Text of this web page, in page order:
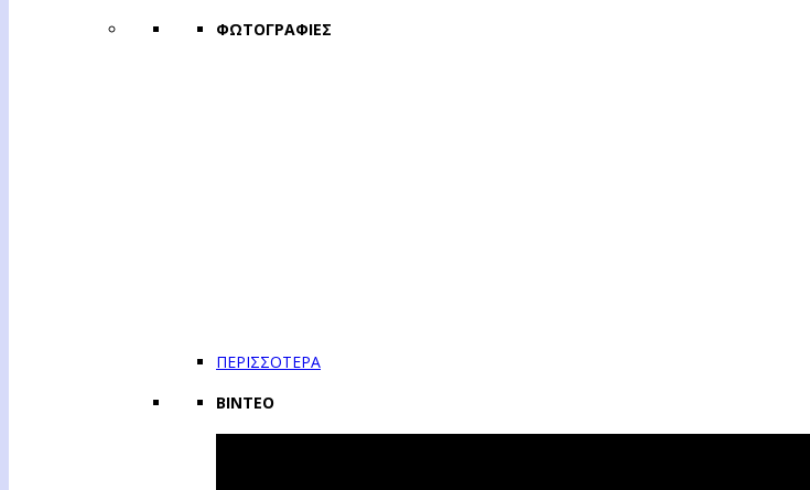
ΦΩΤΟΓΡΑΦΙΕΣ
ΠΕΡΙΣΣΟΤΕΡΑ
ΒΙΝΤΕΟ